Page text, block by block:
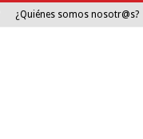
¿Quiénes somos nosotr@s?